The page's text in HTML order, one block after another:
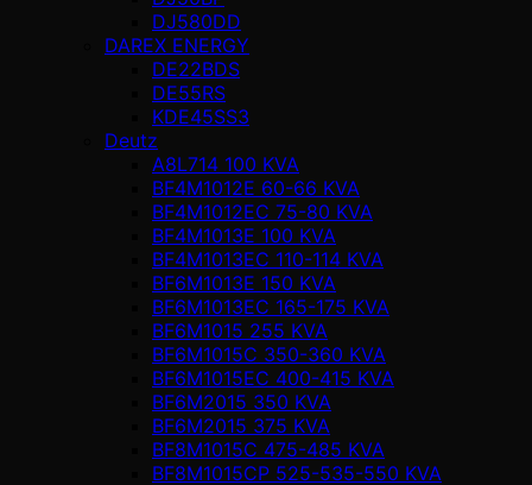
DJ580DD
DAREX ENERGY
DE22BDS
DE55RS
KDE45SS3
Deutz
A8L714 100 KVA
BF4M1012E 60-66 KVA
BF4M1012EC 75-80 KVA
BF4M1013E 100 KVA
BF4M1013EC 110-114 KVA
BF6M1013E 150 KVA
BF6M1013EC 165-175 KVA
BF6M1015 255 KVA
BF6M1015C 350-360 KVA
BF6M1015EC 400-415 KVA
BF6M2015 350 KVA
BF6M2015 375 KVA
BF8M1015C 475-485 KVA
BF8M1015CP 525-535-550 KVA